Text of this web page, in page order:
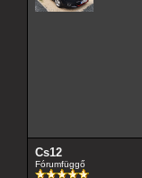
Cs12
Fórumfüggő